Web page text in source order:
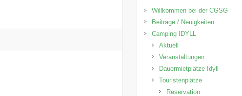
Willkommen bei der CGSG
Beiträge / Neuigkeiten
Camping IDYLL
Aktuell
Veranstaltungen
Dauermietplätze Idyll
Touristenplätze
Reservation